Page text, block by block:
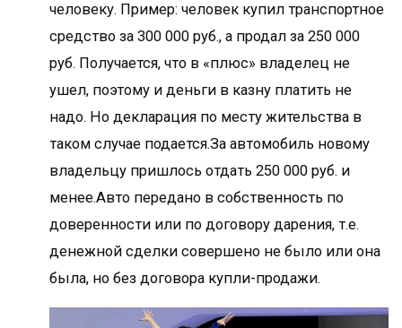
человеку. Пример: человек купил транспортное
средство за 300 000 руб., а продал за 250 000
руб. Получается, что в «плюс» владелец не
ушел, поэтому и деньги в казну платить не
надо. Но декларация по месту жительства в
таком случае подается.За автомобиль новому
владельцу пришлось отдать 250 000 руб. и
менее.Авто передано в собственность по
доверенности или по договору дарения, т.е.
денежной сделки совершено не было или она
была, но без договора купли-продажи.